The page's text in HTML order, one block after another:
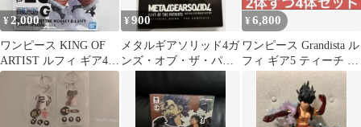
¥2,000
ワンピース KING OF
ARTIST ルフィ ギア4
SPECIAL
¥900
メタルギアソリッド4ガ
ンズ・オブ・ザ・パト
リオット公式ガイド
ザ・コンプリート
¥6,800
ワンピース Grandista ル
フィ ギア5 ティーチ フ
ィギュア 4体セット